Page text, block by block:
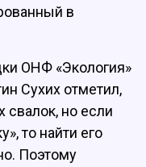
в
ОНФ «Экология»
Сухих отметил,
но если
то найти его
Поэтому